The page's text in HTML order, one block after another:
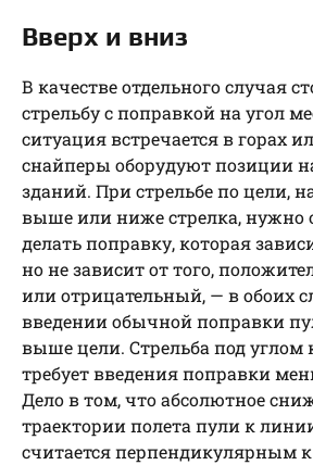
Вверх и вниз
В качестве отдельного случая
стрельбу с поправкой на угол
ситуация встречается в горах
снайперы оборудуют позиции
зданий. При стрельбе по цели,
выше или ниже стрелка, нужно
делать поправку, которая
но не зависит от того,
или отрицательный, — в обоих
введении обычной поправки
выше цели. Стрельба под углом
требует введения поправки
Дело в том, что абсолютное
траектории полета пули к
считается перпендикулярным к